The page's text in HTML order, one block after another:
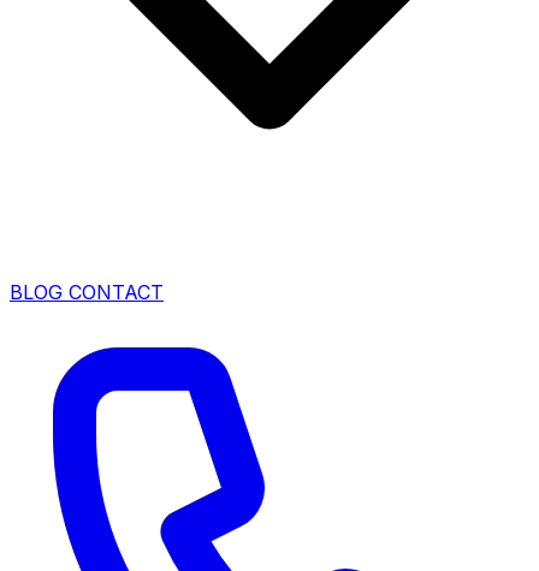
BLOG CONTACT